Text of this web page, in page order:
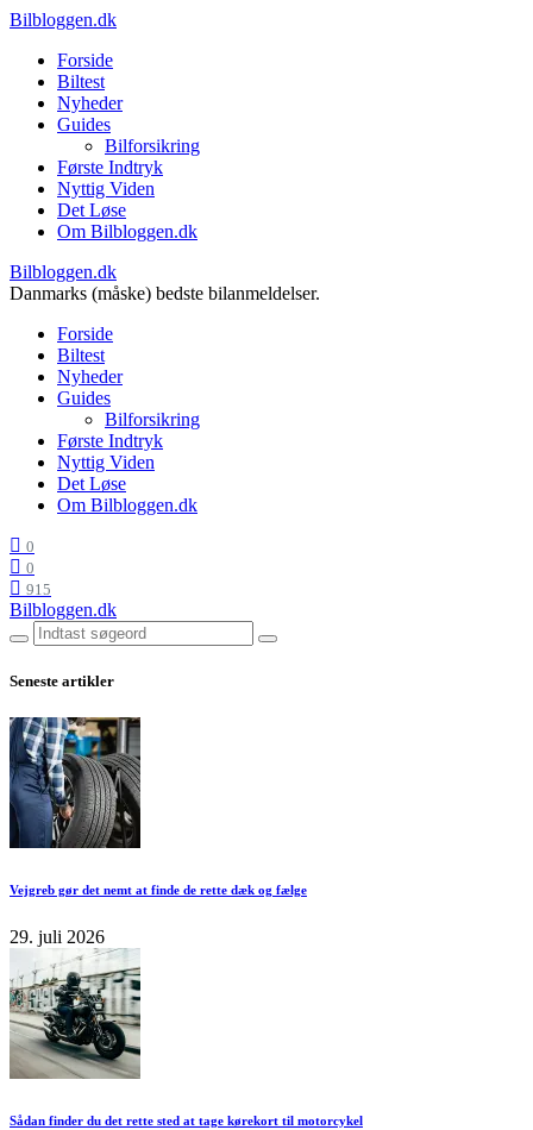
Bilbloggen.dk
Forside
Biltest
Nyheder
Guides
Bilforsikring
Første Indtryk
Nyttig Viden
Det Løse
Om Bilbloggen.dk
Bilbloggen.dk
Danmarks (måske) bedste bilanmeldelser.
Forside
Biltest
Nyheder
Guides
Bilforsikring
Første Indtryk
Nyttig Viden
Det Løse
Om Bilbloggen.dk
0
0
915
Bilbloggen.dk
Seneste artikler
Vejgreb gør det nemt at finde de rette dæk og fælge
29. juli 2026
Sådan finder du det rette sted at tage kørekort til motorcykel